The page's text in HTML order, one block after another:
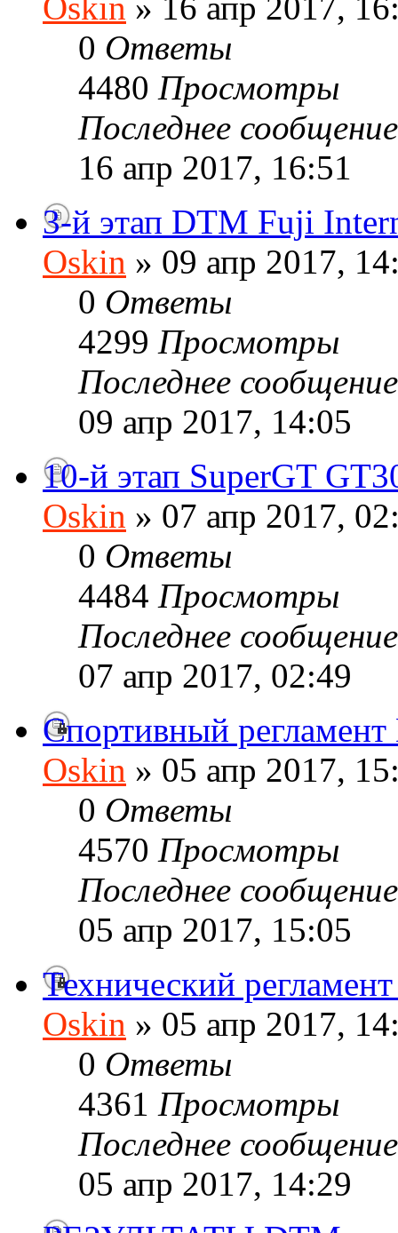
Oskin » 16 апр 2017,
0 Ответы
4480 Просмотры
Последнее
16 апр 2017, 16:51
3-й этап DTM Fuji
Oskin » 09 апр 2017,
0 Ответы
4299 Просмотры
Последнее
09 апр 2017, 14:05
10-й этап SuperGT
Oskin » 07 апр 2017,
0 Ответы
4484 Просмотры
Последнее
07 апр 2017, 02:49
Спортивный
Oskin » 05 апр 2017,
0 Ответы
4570 Просмотры
Последнее
05 апр 2017, 15:05
Технический
Oskin » 05 апр 2017,
0 Ответы
4361 Просмотры
Последнее
05 апр 2017, 14:29